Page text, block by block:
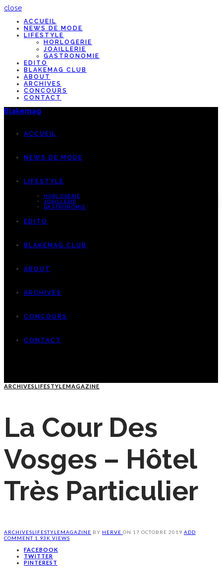
close
ACCUEIL
NEWS DE MODE
LIFESTYLE
HORLOGERIE
JOAILLERIE
GASTRONOMIE
EDITO
BLAKEMAG CLUB
ABOUT
ARCHIVES
CONCOURS
CONTACT
Blakemag
ACCUEIL
NEWS DE MODE
LIFESTYLE
HORLOGERIE
JOAILLERIE
GASTRONOMIE
EDITO
BLAKEMAG CLUB
ABOUT
ARCHIVES
CONCOURS
CONTACT
ARCHIVESLIFESTYLEMAGAZINE
La Cour Des
Vosges – Hôtel
Très Particulier
ARCHIVESLIFESTYLEMAGAZINE BY HERVE ON 17 OCTOBRE 2019 ADD
COMMENT 1.93K VIEWS
FACEBOOK
TWITTER
PINTEREST